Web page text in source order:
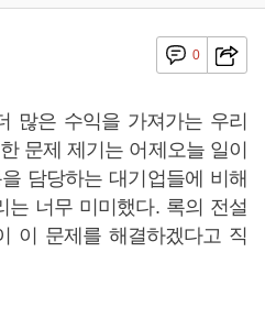
0
많은 수익을 가져가는 우리
문제 제기는 어제오늘 일이
담당하는 대기업들에 비해
는 너무 미미했다. 록의 전설
이 문제를 해결하겠다고 직